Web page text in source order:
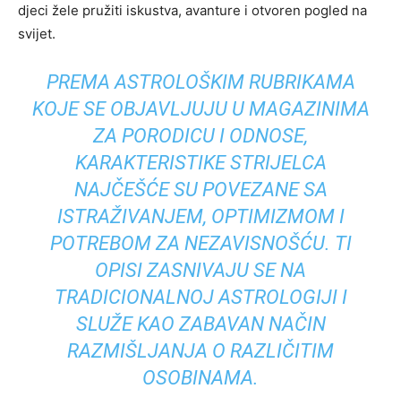
djeci žele pružiti iskustva, avanture i otvoren pogled na
svijet.
PREMA ASTROLOŠKIM RUBRIKAMA
KOJE SE OBJAVLJUJU U MAGAZINIMA
ZA PORODICU I ODNOSE,
KARAKTERISTIKE STRIJELCA
NAJČEŠĆE SU POVEZANE SA
ISTRAŽIVANJEM, OPTIMIZMOM I
POTREBOM ZA NEZAVISNOŠĆU. TI
OPISI ZASNIVAJU SE NA
TRADICIONALNOJ ASTROLOGIJI I
SLUŽE KAO ZABAVAN NAČIN
RAZMIŠLJANJA O RAZLIČITIM
OSOBINAMA.